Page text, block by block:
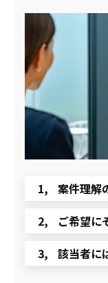
案件理解
ご希望に
該当者に